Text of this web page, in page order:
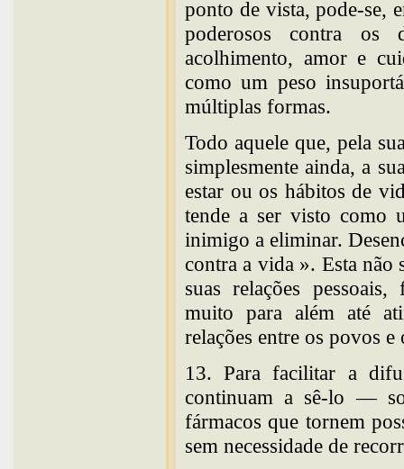
ponto de vista, pode-se,
poderosos contra os
acolhimento, amor e
como um peso
múltiplas formas.
Todo aquele que, pela
simplesmente ainda, a
estar ou os hábitos de
tende a ser visto como
inimigo a eliminar.
contra a vida ». Esta não
suas relações
muito para além até
relações entre os povos e
13. Para facilitar a
continuam a sê-lo —
fármacos que tornem
sem necessidade de